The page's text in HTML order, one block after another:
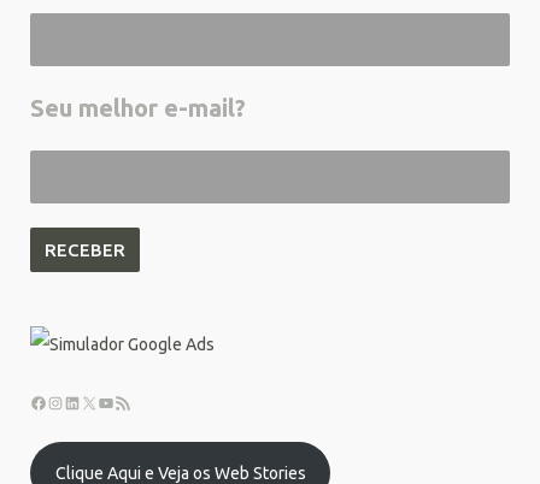
Seu melhor e-mail?
Clique Aqui e Veja os Web Stories